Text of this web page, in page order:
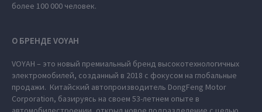
более 100 000 человек.
О БРЕНДЕ VOYAH
VOYAH – это новый премиальный бренд высокотехнологичных
электромобилей, созданный в 2018 с фокусом на глобальные
продажи. Китайский автопроизводитель DongFeng Motor
Corporation, базируясь на своем 53-летнем опыте в